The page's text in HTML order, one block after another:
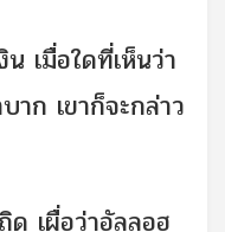
เมื่อใดที่เห็นว่า
าก เขาก็จะกล่าว
ด เผื่อว่าอัลลอฮฺ